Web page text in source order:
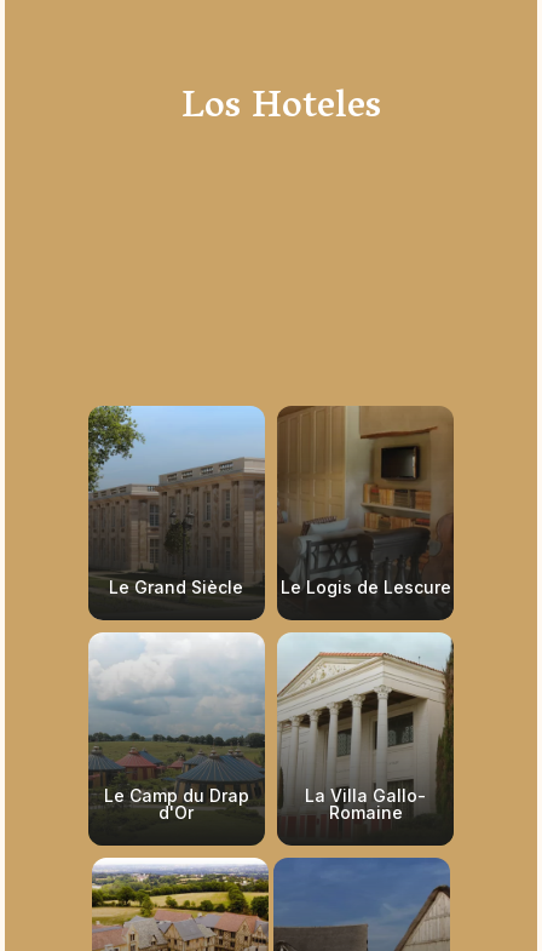
Los Hoteles
Le Grand Siècle Le Logis de Lescure
Le Camp du Drap
d'Or
La Villa Gallo-
Romaine